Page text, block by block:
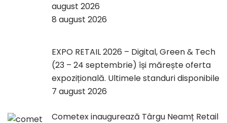
august 2026
8 august 2026
EXPO RETAIL 2026 – Digital, Green & Tech
(23 – 24 septembrie) își mărește oferta
expozițională. Ultimele standuri disponibile
7 august 2026
Cometex inaugurează Târgu Neamț Retail